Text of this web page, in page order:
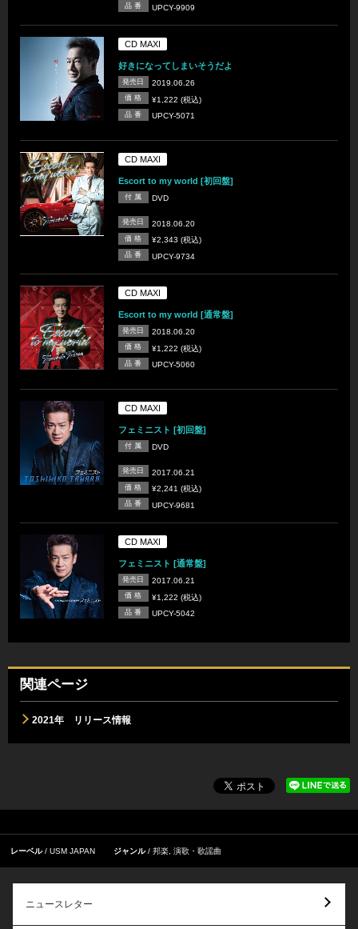
品 番 UPCY-9909
CD MAXI
好きになってしまいそうだよ
発売日 2019.06.26
価 格 ¥1,222 (税込)
品 番 UPCY-5071
CD MAXI
Escort to my world [初回盤]
付 属 DVD
発売日 2018.06.20
価 格 ¥2,343 (税込)
品 番 UPCY-9734
CD MAXI
Escort to my world [通常盤]
発売日 2018.06.20
価 格 ¥1,222 (税込)
品 番 UPCY-5060
CD MAXI
フェミニスト [初回盤]
付 属 DVD
発売日 2017.06.21
価 格 ¥2,241 (税込)
品 番 UPCY-9681
CD MAXI
フェミニスト [通常盤]
発売日 2017.06.21
価 格 ¥1,222 (税込)
品 番 UPCY-5042
関連ページ
2021年 リリース情報
レーベル USM JAPAN ジャンル 邦楽 演歌・歌謡曲
ニュースレター